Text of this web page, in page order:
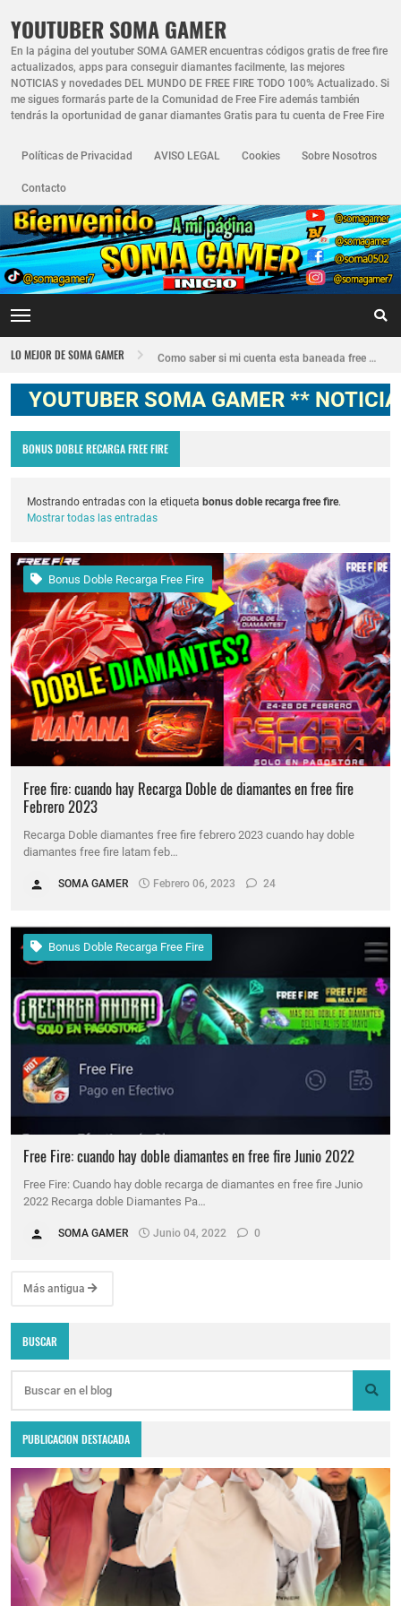
YOUTUBER SOMA GAMER
En la página del youtuber SOMA GAMER encuentras códigos gratis de free fire
actualizados, apps para conseguir diamantes facilmente, las mejores
NOTICIAS y novedades DEL MUNDO DE FREE FIRE TODO 100% Actualizado. Si
me sigues formarás parte de la Comunidad de Free Fire además también
tendrás la oportunidad de ganar diamantes Gratis para tu cuenta de Free Fire
Políticas de Privacidad AVISO LEGAL Cookies Sobre Nosotros
Contacto
LO MEJOR DE SOMA GAMER
Nuevo recuperador de cuentas de Free Fire actualizado 2026
FREE FIRE JORNAL FECHA CUENTA CREADA EN FREE FIRE
FREE FIRE jornal Marzo 2023 como invitar un viejo amigo
Cómo quitar la mascota en free fire 2026
Cómo reclamar los diamantes gratis del servidor avanzado por reportar errores
SOMA GAMER ** NOTICIAS,
BONUS DOBLE RECARGA FREE FIRE
Mostrando entradas con la etiqueta bonus doble recarga free fire.
Mostrar todas las entradas
Bonus Doble Recarga Free Fire
Free fire: cuando hay Recarga Doble de diamantes en free fire
Febrero 2023
Recarga Doble diamantes free fire febrero 2023 cuando hay doble
diamantes free fire latam feb…
SOMA GAMER Febrero 06, 2023 24
Bonus Doble Recarga Free Fire
Free Fire: cuando hay doble diamantes en free fire Junio 2022
Free Fire: Cuando hay doble recarga de diamantes en free fire Junio
2022 Recarga doble Diamantes Pa…
SOMA GAMER Junio 04, 2022 0
Más antigua
BUSCAR
PUBLICACION DESTACADA